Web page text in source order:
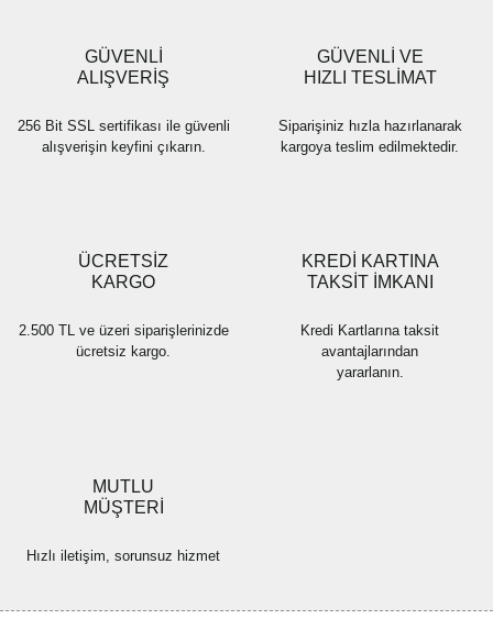
GÜVENLİ
ALIŞVERİŞ
256 Bit SSL sertifikası ile güvenli
alışverişin keyfini çıkarın.
GÜVENLİ VE
HIZLI TESLİMAT
Siparişiniz hızla hazırlanarak
kargoya teslim edilmektedir.
ÜCRETSİZ
KARGO
2.500 TL ve üzeri siparişlerinizde
ücretsiz kargo.
KREDİ KARTINA
TAKSİT İMKANI
Kredi Kartlarına taksit
avantajlarından
yararlanın.
MUTLU
MÜŞTERİ
Hızlı iletişim, sorunsuz hizmet